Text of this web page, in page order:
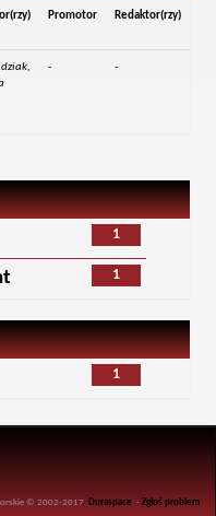
Promotor Redaktor(rzy)
- -
1
1
1
© 2002-2017 Duraspace -Zgłoś problem